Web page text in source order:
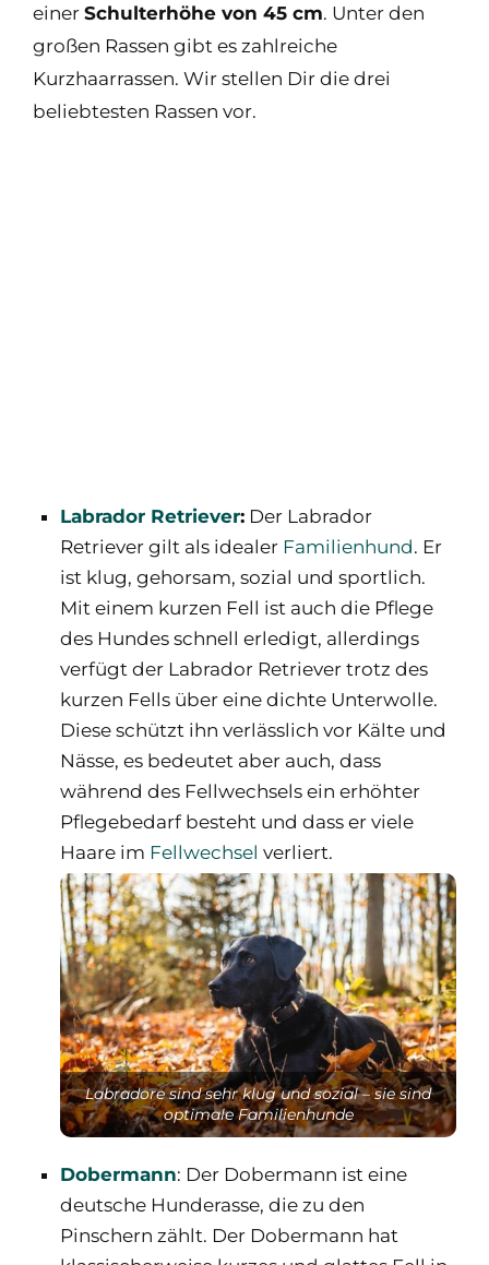
einer Schulterhöhe von 45 cm. Unter den
großen Rassen gibt es zahlreiche
Kurzhaarrassen. Wir stellen Dir die drei
beliebtesten Rassen vor.
Labrador Retriever: Der Labrador
Retriever gilt als idealer Familienhund. Er
ist klug, gehorsam, sozial und sportlich.
Mit einem kurzen Fell ist auch die Pflege
des Hundes schnell erledigt, allerdings
verfügt der Labrador Retriever trotz des
kurzen Fells über eine dichte Unterwolle.
Diese schützt ihn verlässlich vor Kälte und
Nässe, es bedeutet aber auch, dass
während des Fellwechsels ein erhöhter
Pflegebedarf besteht und dass er viele
Haare im Fellwechsel verliert.
Labradore sind sehr klug und sozial – sie sind
optimale Familienhunde
Dobermann: Der Dobermann ist eine
deutsche Hunderasse, die zu den
Pinschern zählt. Der Dobermann hat